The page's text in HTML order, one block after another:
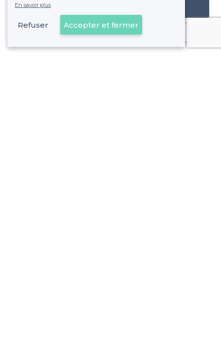
Référencer mon établissement
Déjà client
En savoir plus
Refuser Accepter et fermer